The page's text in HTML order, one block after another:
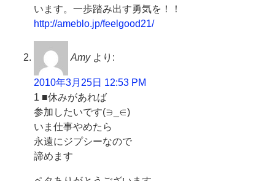
います。一歩踏み出す勇気を！！
http://ameblo.jp/feelgood21/
Amy より:
2010年3月25日 12:53 PM
1 ■休みがあれば
参加したいです(∋_∈)
いま仕事やめたら
永遠にジプシーなので
諦めます